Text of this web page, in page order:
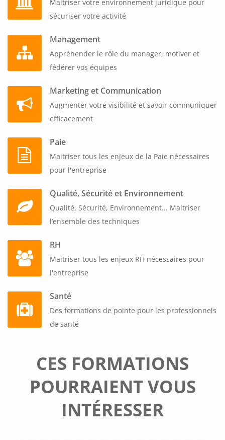
maximiser le potentiel de réussite sur le marché chinois.
Maitriser votre environnement juridique pour
sécuriser votre activité
Management
Appréhender le rôle du manager, motiver et
fédérer vos équipes
Marketing et Communication
Augmenter votre visibilité et savoir communiquer
efficacement
Paie
Maitriser tous les enjeux de la Paie nécessaires
pour l'entreprise
Qualité, Sécurité et Environnement
Qualité, Sécurité, Environnement... Maitriser
l’ensemble des techniques
RH
Maitriser tous les enjeux RH nécessaires pour
l'entreprise
Santé
Des formations de pointe pour les professionnels
de santé
CES FORMATIONS
POURRAIENT VOUS
INTÉRESSER